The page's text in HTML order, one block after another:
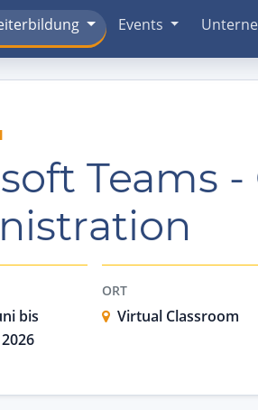
Events
Teams
bis
ORT
Virtual Classroom